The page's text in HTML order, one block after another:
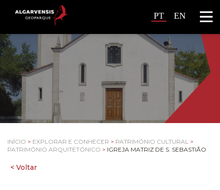
PT EN
INÍCIO > EXPLORAR E CONHECER > PATRIMÓNIO CULTURAL >
PATRIMÓNIO ARQUITETÓNICO > IGREJA MATRIZ DE S. SEBASTIÃO